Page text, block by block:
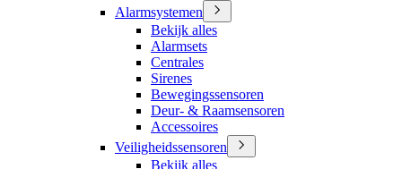
Alarmsystemen
Bekijk alles
Alarmsets
Centrales
Sirenes
Bewegingssensoren
Deur- & Raamsensoren
Accessoires
Veiligheidssensoren
Bekijk alles